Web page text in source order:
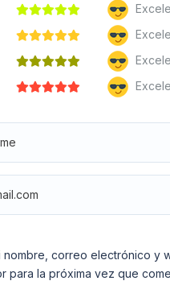
nombre, correo electrónico y
para la próxima vez que